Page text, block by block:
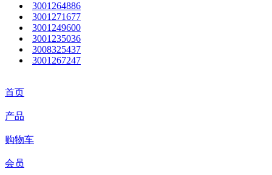
3001264886
3001271677
3001249600
3001235036
3008325437
3001267247
首页
产品
购物车
会员